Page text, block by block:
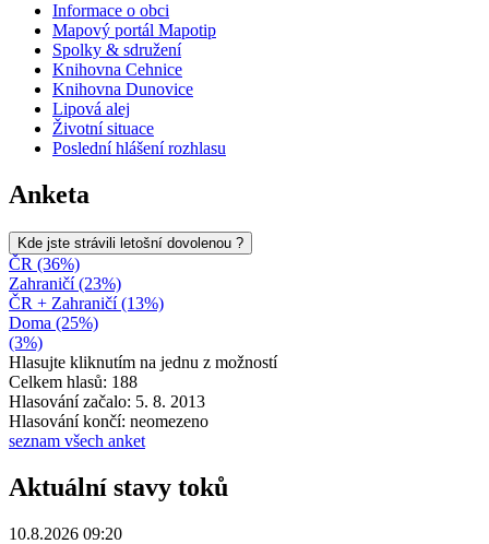
Informace o obci
Mapový portál Mapotip
Spolky & sdružení
Knihovna Cehnice
Knihovna Dunovice
Lipová alej
Životní situace
Poslední hlášení rozhlasu
Anketa
Kde jste strávili letošní dovolenou ?
ČR (36%)
Zahraničí (23%)
ČR + Zahraničí (13%)
Doma (25%)
(3%)
Hlasujte kliknutím na jednu z možností
Celkem hlasů: 188
Hlasování začalo: 5. 8. 2013
Hlasování končí: neomezeno
seznam všech anket
Aktuální stavy toků
10.8.2026 09:20